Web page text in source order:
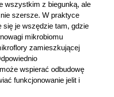
wszystkim z biegunką, ale
szersze. W praktyce
je wszędzie tam, gdzie
mikrobiomu
zamieszkującej
wspierać odbudowę
funkcjonowanie jelit i